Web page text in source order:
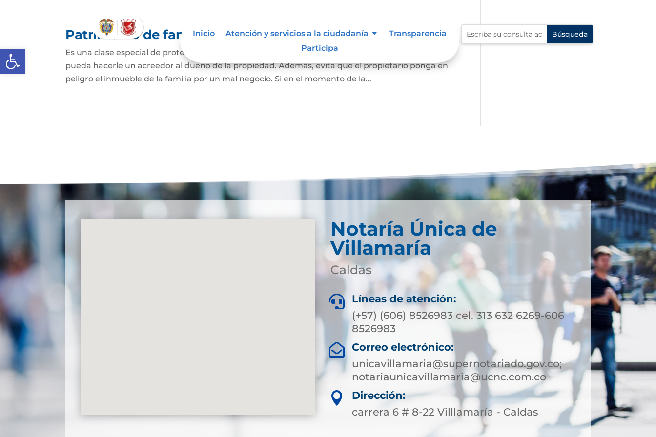
Abrir barra de herramientas
Inicio Atención y servicios a la ciudadanía
Transparencia
Participa
Patrimonio de familia inembargable
Es una clase especial de protección de la vivienda de una familia, que impide el embargo que
pueda hacerle un acreedor al dueño de la propiedad. Además, evita que el propietario ponga en
peligro el inmueble de la familia por un mal negocio. Si en el momento de la...
Notaría Única de
Villamaría
Caldas

Líneas de atención:
(+57) (606) 8526983 cel. 313 632 6269-606
8526983

Correo electrónico:
unicavillamaria@supernotariado.gov.co;
notariaunicavillamaria@ucnc.com.co

Dirección:
carrera 6 # 8-22 Villlamaría - Caldas